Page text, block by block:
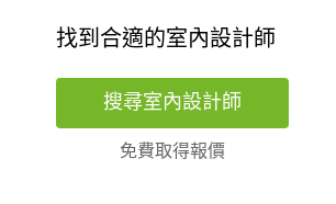
找到合適的室內設計師
搜尋室內設計師
免費取得報價